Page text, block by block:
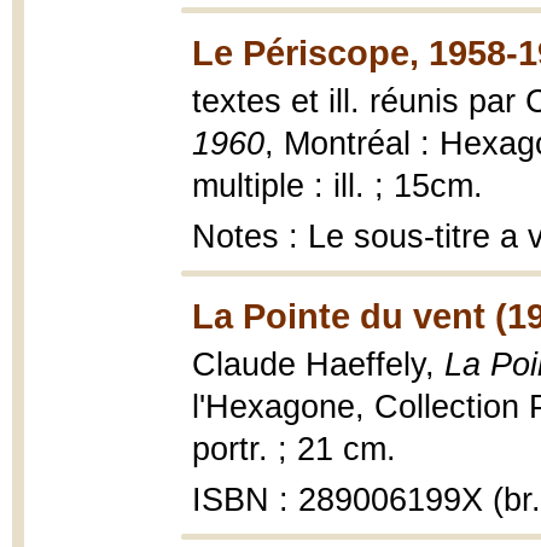
Le Périscope, 1958-
textes et ill. réunis par
1960, Montréal :
multiple : ill. ; 15cm.
Notes : Le sous-titre a
La Pointe du vent
Claude Haeffely, La
l'Hexagone, Collection
portr. ; 21 cm.
ISBN : 289006199X